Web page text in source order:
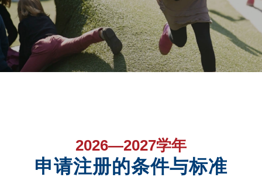
2026—2027学年
申请注册的条件与标准